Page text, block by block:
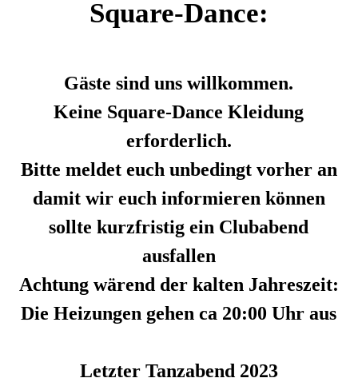
Square-Dance:
Gäste sind uns willkommen.
Keine Square-Dance Kleidung
erforderlich.
Bitte meldet euch unbedingt vorher an
damit wir euch informieren können
sollte kurzfristig ein Clubabend
ausfallen
Achtung wärend der kalten Jahreszeit:
Die Heizungen gehen ca 20:00 Uhr aus
Letzter Tanzabend 2023